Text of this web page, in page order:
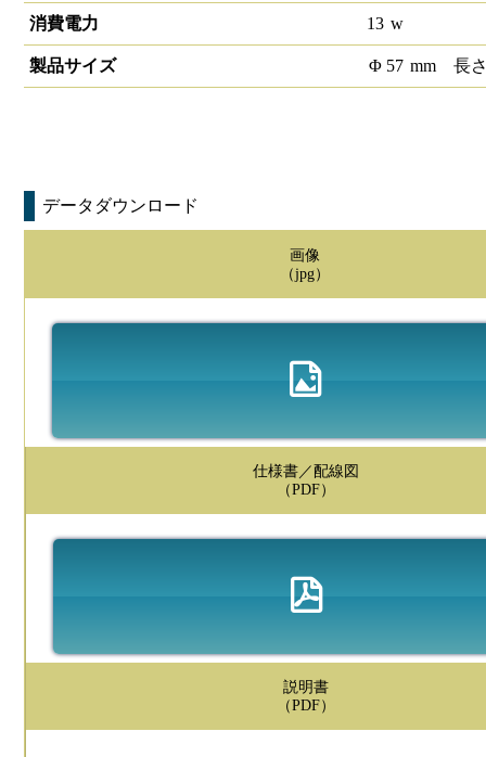
消費電力 13 w
製品サイズ Φ 57 mm 長
データダウンロード
画像
（jpg）
仕様書／配線図
（PDF）
説明書
（PDF）